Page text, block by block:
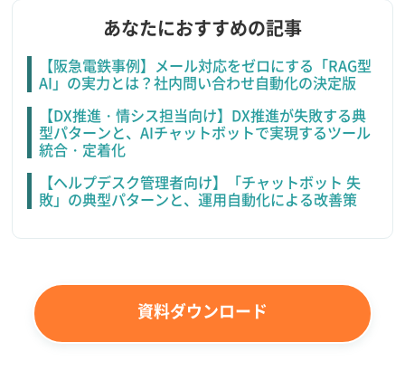
あなたにおすすめの記事
【阪急電鉄事例】メール対応をゼロにする「RAG型
AI」の実力とは？社内問い合わせ自動化の決定版
【DX推進・情シス担当向け】DX推進が失敗する典
型パターンと、AIチャットボットで実現するツール
統合・定着化
【ヘルプデスク管理者向け】「チャットボット 失
敗」の典型パターンと、運用自動化による改善策
資料ダウンロード